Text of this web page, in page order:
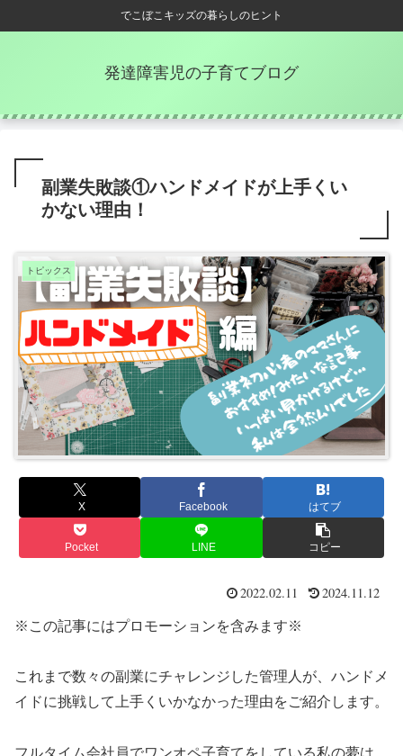
でこぼこキッズの暮らしのヒント
発達障害児の子育てブログ
副業失敗談①ハンドメイドが上手くい
かない理由！
トピックス
X Facebook はてブ
Pocket LINE コピー
2022.02.11 2024.11.12
※この記事にはプロモーションを含みます※
これまで数々の副業にチャレンジした管理人が、ハンドメ
イドに挑戦して上手くいかなかった理由をご紹介します。